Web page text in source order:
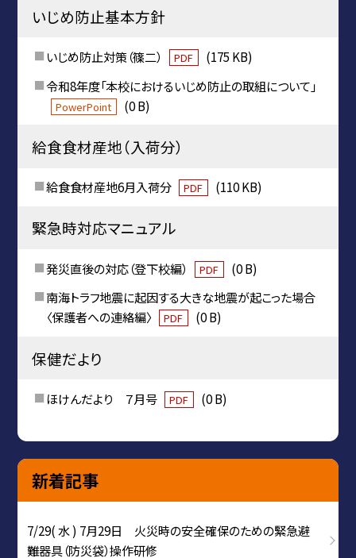
いじめ防止基本方針
いじめ防止対策（篠二） PDF
(175 KB)
令和8年度「本校におけるいじめ防止の取組について」
PowerPoint (0 B)
給食食材産地（入荷分）
給食食材産地6月入荷分 PDF (110 KB)
緊急時対応マニュアル
発災直後の対応（登下校編） PDF
(0 B)
南海トラフ地震に起因する大きな地震が起こった場合
〈保護者への連絡編〉
PDF (0 B)
保健だより
ほけんだより ７月号 PDF (0 B)
新着記事
7/29( 水 ) 7月29日 火災時の安全確保のための緊急避
難器具（防災袋）操作研修